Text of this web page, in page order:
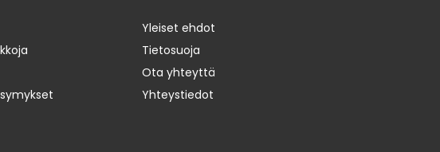
Yleiset ehdot
Tietosuoja
Ota yhteyttä
Yhteystiedot